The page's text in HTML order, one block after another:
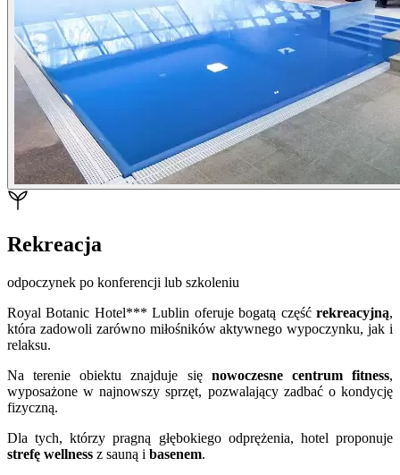
Rekreacja
odpoczynek po konferencji lub szkoleniu
Royal Botanic Hotel*** Lublin oferuje bogatą część rekreacyjną,
która zadowoli zarówno miłośników aktywnego wypoczynku, jak i
relaksu.
Na terenie obiektu znajduje się nowoczesne centrum fitness,
wyposażone w najnowszy sprzęt, pozwalający zadbać o kondycję
fizyczną.
Dla tych, którzy pragną głębokiego odprężenia, hotel proponuje
strefę wellness z sauną i basenem.